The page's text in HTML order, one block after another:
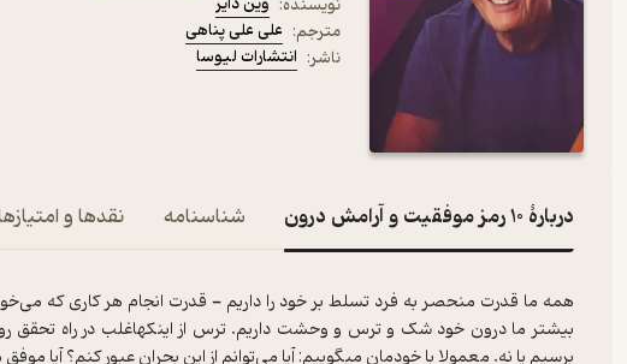
مترجم: علی علی پناهی
ناشر: انتشارات لیوسا
دربارۀ 10 رمز موفقیت و آرامش درون شناسنامه نقدها و
همه ما قدرت منحصر به فرد تسلط بر خود را داریم - قدرت انجام هر کاری که
بیشتر ما درون خود شک و ترس و وحشت داریم. ترس از اینکهاغلب در راه تحقق
برسیم یا نه. معمولا با خودمان میگوییم: آیا می‌توانم از این بحران عبور کنم؟ آیا